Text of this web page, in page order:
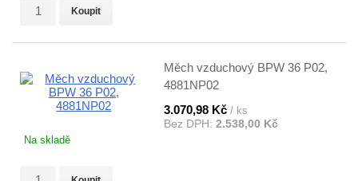
Koupit
Měch vzduchový BPW 36 P02,
4881NP02
3.070,98 Kč / ks
Bez DPH: 2.538,00 Kč
Na skladě